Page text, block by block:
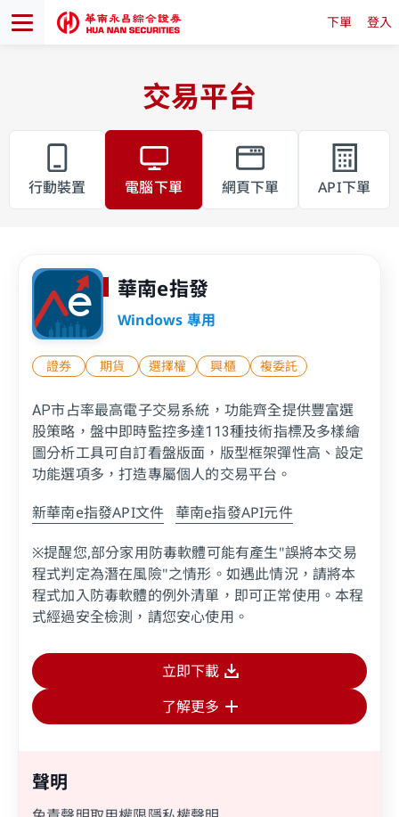
下單 登入
交易平台
行動裝置 電腦下單 網頁下單 API下單
華南e指發
Windows 專用
證券 期貨 選擇權 興櫃 複委託
AP市占率最高電子交易系統，功能齊全提供豐富選
股策略，盤中即時監控多達113種技術指標及多樣繪
圖分析工具可自訂看盤版面，版型框架彈性高、設定
功能選項多，打造專屬個人的交易平台。
新華南e指發API文件 華南e指發API元件
※提醒您,部分家用防毒軟體可能有產生"誤將本交易
程式判定為潛在風險"之情形。如遇此情況，請將本
程式加入防毒軟體的例外清單，即可正常使用。本程
式經過安全檢測，請您安心使用。
立即下載
了解更多
聲明